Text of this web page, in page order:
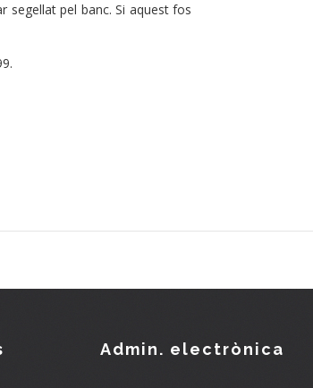
segellat pel banc. Si aquest fos
Admin. electrònica